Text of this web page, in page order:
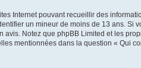
Internet pouvant recueillir des
un mineur de moins de 13 ans. Si
Notez que phpBB Limited et les
mentionnées dans la question « Qui